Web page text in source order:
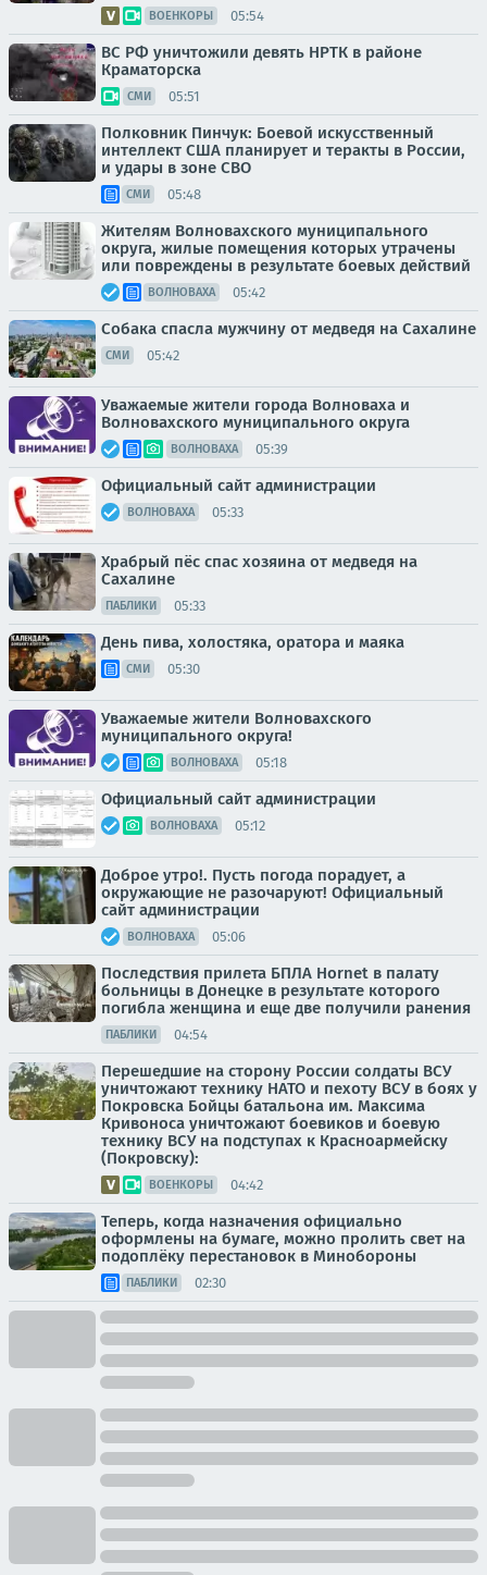
ВОЕНКОРЫ 05:54
ВС РФ уничтожили девять НРТК в районе
Краматорска
СМИ 05:51
Полковник Пинчук: Боевой искусственный
интеллект США планирует и теракты в России,
и удары в зоне СВО
СМИ 05:48
Жителям Волновахского муниципального
округа, жилые помещения которых утрачены
или повреждены в результате боевых действий
ВОЛНОВАХА 05:42
Собака спасла мужчину от медведя на Сахалине
СМИ 05:42
Уважаемые жители города Волноваха и
Волновахского муниципального округа
ВОЛНОВАХА 05:39
Официальный сайт администрации
ВОЛНОВАХА 05:33
Храбрый пёс спас хозяина от медведя на
Сахалине
ПАБЛИКИ 05:33
День пива, холостяка, оратора и маяка
СМИ 05:30
Уважаемые жители Волновахского
муниципального округа!
ВОЛНОВАХА 05:18
Официальный сайт администрации
ВОЛНОВАХА 05:12
Доброе утро!. Пусть погода порадует, а
окружающие не разочаруют! Официальный
сайт администрации
ВОЛНОВАХА 05:06
Последствия прилета БПЛА Hornet в палату
больницы в Донецке в результате которого
погибла женщина и еще две получили ранения
ПАБЛИКИ 04:54
Перешедшие на сторону России солдаты ВСУ
уничтожают технику НАТО и пехоту ВСУ в боях у
Покровска Бойцы батальона им. Максима
Кривоноса уничтожают боевиков и боевую
технику ВСУ на подступах к Красноармейску
(Покровску):
ВОЕНКОРЫ 04:42
Теперь, когда назначения официально
оформлены на бумаге, можно пролить свет на
подоплёку перестановок в Минобороны
ПАБЛИКИ 02:30